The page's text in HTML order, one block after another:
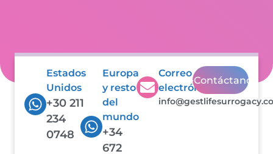
Estados
Unidos
+30 211
234
0748
Europa
y resto
del
mundo
+34
672
Correo
electrónico
Contáctanos